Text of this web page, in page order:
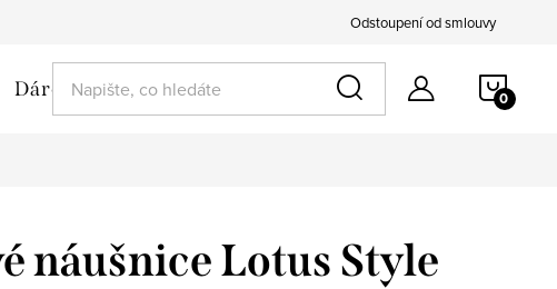
Odstoupení od smlouvy
Dárek pro ni
náušnice Lotus Style